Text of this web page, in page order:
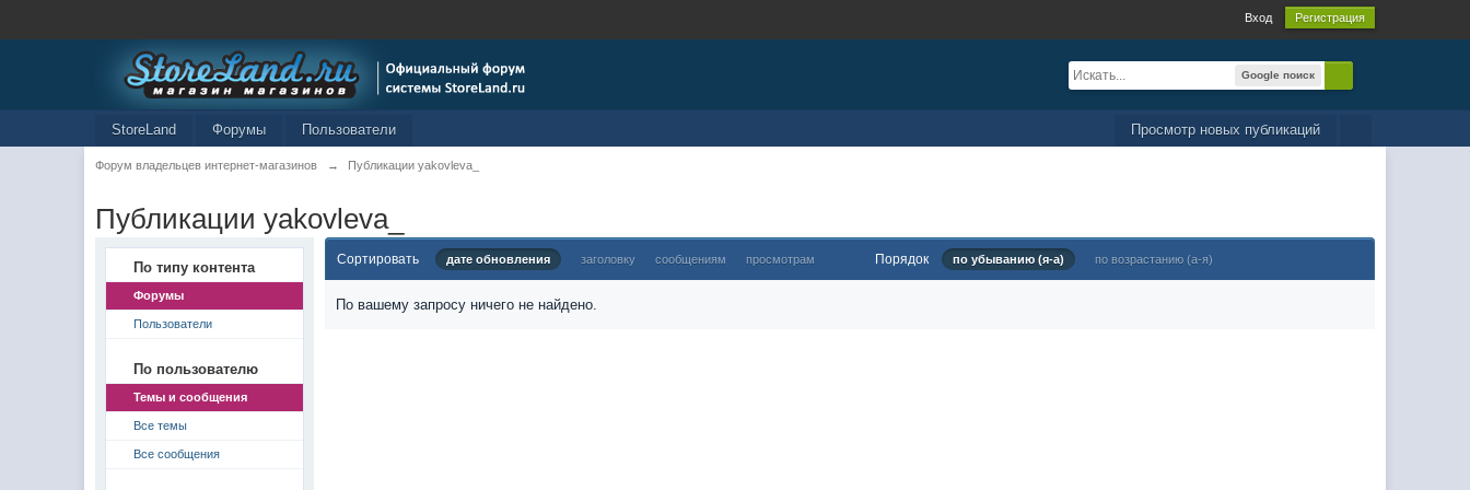
Вход Регистрация
Google поиск
Просмотр новых публикаций
StoreLand Форумы Пользователи
Форум владельцев интернет-магазинов → Публикации yakovleva_
Публикации yakovleva_
По типу контента
Форумы
Пользователи
По пользователю
Темы и сообщения
Все темы
Все сообщения
Сортировать дате обновления заголовку сообщениям просмотрам Порядок по убыванию (я-а) по возрастанию (а-я)
По вашему запросу ничего не найдено.